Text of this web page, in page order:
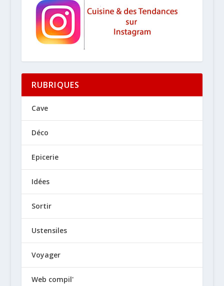
RUBRIQUES
Cave
Déco
Epicerie
Idées
Sortir
Ustensiles
Voyager
Web compil'